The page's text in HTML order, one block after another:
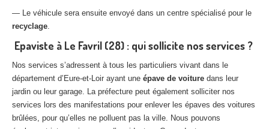
— Le véhicule sera ensuite envoyé dans un centre spécialisé pour le
recyclage.
Epaviste à Le Favril (28) : qui sollicite nos services ?
Nos services s’adressent à tous les particuliers vivant dans le
département d’Eure-et-Loir ayant une épave de voiture dans leur
jardin ou leur garage. La préfecture peut également solliciter nos
services lors des manifestations pour enlever les épaves des voitures
brûlées, pour qu’elles ne polluent pas la ville. Nous pouvons